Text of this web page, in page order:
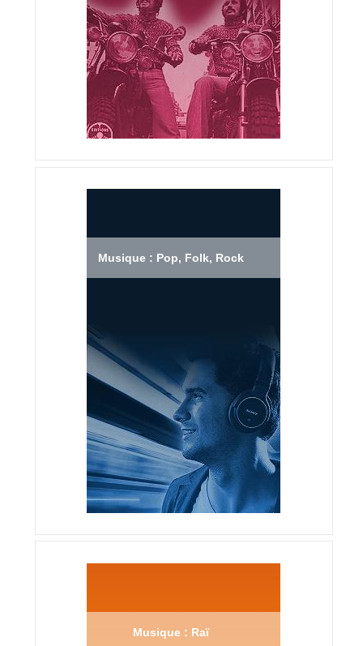
Musique : Pop, Folk, Rock
Musique : Raï